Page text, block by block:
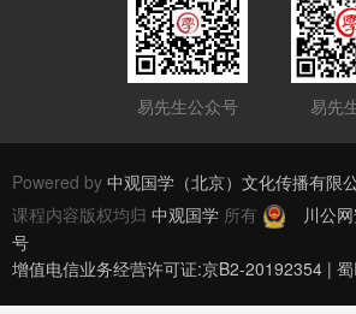
易先生公众号 易先
Powered by 中观国学（北京）文化传播有限
课程内容版权均归 中观国学 所有
川公
号
增值电信业务经营许可证:京B2-20192354 |